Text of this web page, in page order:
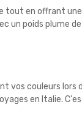
en offrant
un poids plume
vos couleurs lors
en Italie.